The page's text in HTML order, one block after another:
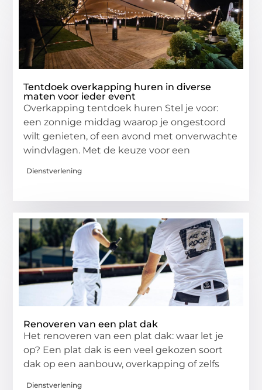
Tentdoek overkapping huren in diverse
maten voor ieder event
Overkapping tentdoek huren Stel je voor:
een zonnige middag waarop je ongestoord
wilt genieten, of een avond met onverwachte
windvlagen. Met de keuze voor een
Dienstverlening
Renoveren van een plat dak
Het renoveren van een plat dak: waar let je
op? Een plat dak is een veel gekozen soort
dak op een aanbouw, overkapping of zelfs
Dienstverlening